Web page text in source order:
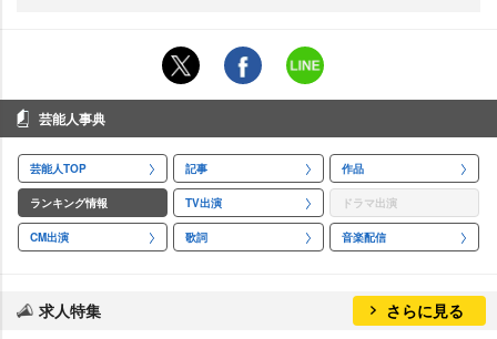
芸能人事典
芸能人TOP 記事 作品
ランキング情報 TV出演 ドラマ出演
CM出演 歌詞 音楽配信
求人特集 さらに見る